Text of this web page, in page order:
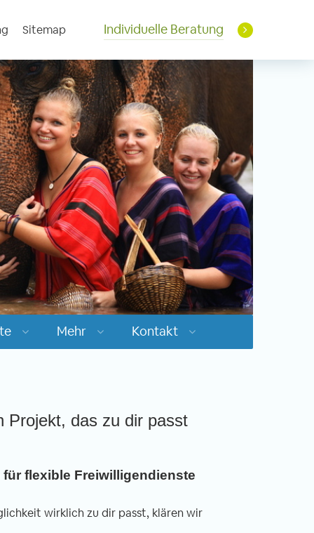
Sitemap Individuelle Beratung
Mehr Kontakt
Projekt, das zu dir passt
flexible Freiwilligendienste
wirklich zu dir passt, klären wir